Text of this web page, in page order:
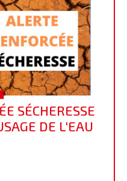
SÉCHERESSE
DE L'EAU